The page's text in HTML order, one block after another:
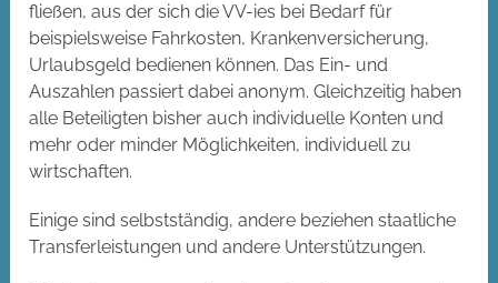
fließen, aus der sich die VV-ies bei Bedarffür
beispielsweise Fahrkosten, Krankenversicherung,
Urlaubsgeld bedienen können. Das Ein- und
Auszahlen passiert dabei anonym. Gleichzeitig haben
alle Beteiligten bisher auch individuelle Konten und
mehr oder minder Möglichkeiten, individuell zu
wirtschaften.
Einige sind selbstständig, andere beziehen staatliche
Transferleistungen und andere Unterstützungen.